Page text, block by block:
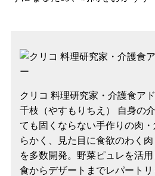
クリコ 料理研究家・介護食ア
千枝（やすもりちえ） 自身の
ても固くならない手作りの肉
らかく、見た目に食欲のわく
を多数開発。野菜ピュレを活
食からデザートまでレパート